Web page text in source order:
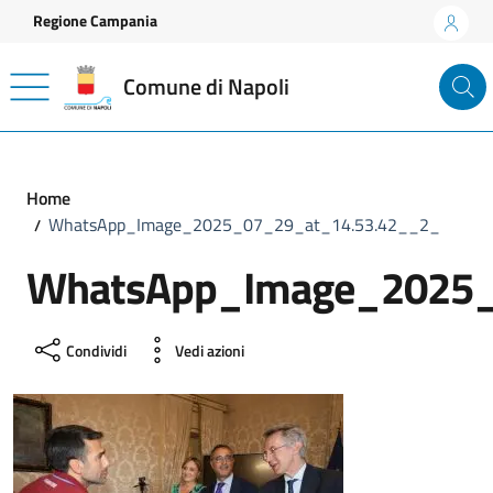
Vai ai contenuti
Vai al footer
Regione Campania
Comune di Napoli
Home
WhatsApp_Image_2025_07_29_at_14.53.42__2_
Condividi Vedi azioni